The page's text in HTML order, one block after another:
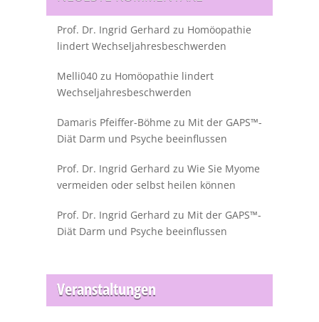
Prof. Dr. Ingrid Gerhard zu Homöopathie
lindert Wechseljahresbeschwerden
Melli040zu Homöopathie lindert
Wechseljahresbeschwerden
Damaris Pfeiffer-Böhme zu Mit der GAPS™-
Diät Darm und Psyche beeinflussen
Prof. Dr. Ingrid Gerhard zu Wie Sie Myome
vermeiden oder selbst heilen können
Prof. Dr. Ingrid Gerhard zu Mit der GAPS™-
Diät Darm und Psyche beeinflussen
Veranstaltungen